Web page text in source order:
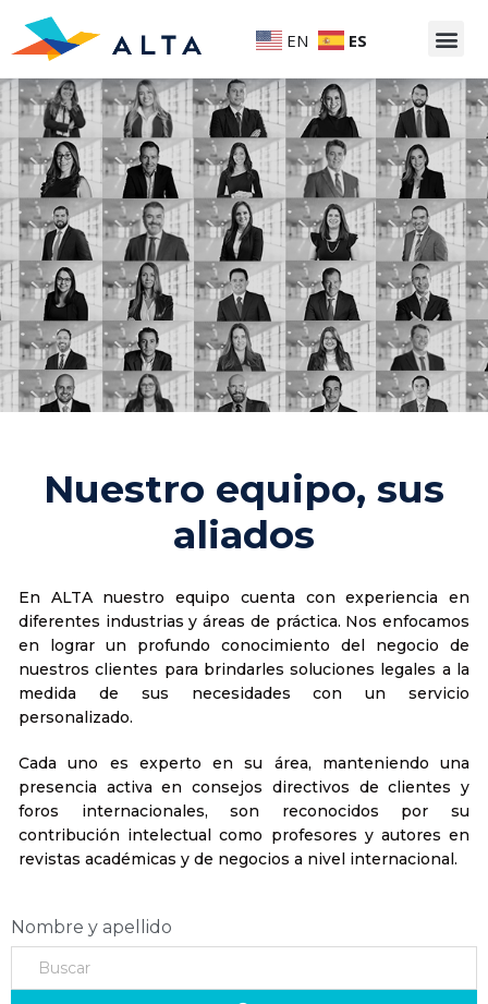
EN ES
Nuestro equipo, sus
aliados
En ALTA nuestro equipo cuenta con experiencia en
diferentes industrias y áreas de práctica. Nos enfocamos
en lograr un profundo conocimiento del negocio de
nuestros clientes para brindarles soluciones legales a la
medida de sus necesidades con un servicio
personalizado.
Cada uno es experto en su área, manteniendo una
presencia activa en consejos directivos de clientes y
foros internacionales, son reconocidos por su
contribución intelectual como profesores y autores en
revistas académicas y de negocios a nivel internacional.
Nombre y apellido